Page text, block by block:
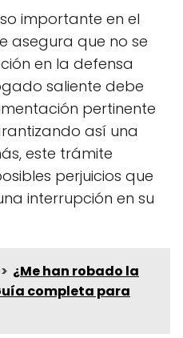
importante en el
asegura que no se
en la defensa
saliente debe
pertinente
así una
este trámite
perjuicios que
interrupción en su
¿Me han robado la
completa para